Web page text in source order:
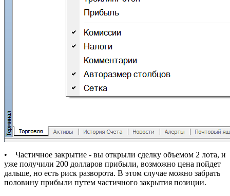
• Частичное закрытие - вы открыли сделку объемом 2 лота, и
уже получили 200 долларов прибыли, возможно цена пойдет
дальше, но есть риск разворота. В этом случае можно забрать
половину прибыли путем частичного закрытия позиции.